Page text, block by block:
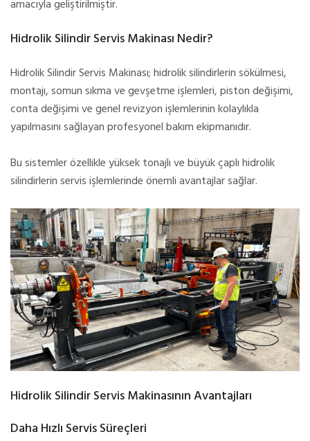
amacıyla geliştirilmiştir.
Hidrolik Silindir Servis Makinası Nedir?
Hidrolik Silindir Servis Makinası; hidrolik silindirlerin sökülmesi,
montajı, somun sıkma ve gevşetme işlemleri, piston değişimi,
conta değişimi ve genel revizyon işlemlerinin kolaylıkla
yapılmasını sağlayan profesyonel bakım ekipmanıdır.
Bu sistemler özellikle yüksek tonajlı ve büyük çaplı hidrolik
silindirlerin servis işlemlerinde önemli avantajlar sağlar.
Hidrolik Silindir Servis Makinasının Avantajları
Daha Hızlı Servis Süreçleri